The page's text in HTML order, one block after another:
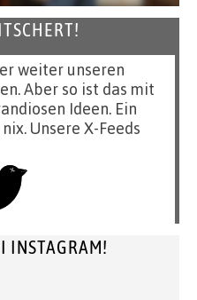
weiter unseren
Aber so ist das mit
Ideen. Ein
Unsere X-Feeds
INSTAGRAM!